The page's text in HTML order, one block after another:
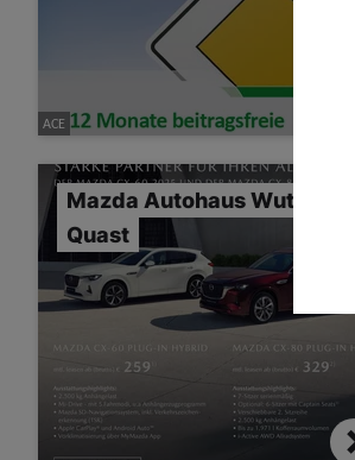
ACE
Mazda Autohaus Wuttke &
Quast